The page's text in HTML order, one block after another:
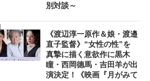
別対談～
《渡辺淳一原作＆娘・渡邉
直子監督》“女性の性”を
真摯に描く意欲作に黒木
瞳・西岡德馬・吉田羊が出
演決定！《映画『月がみて